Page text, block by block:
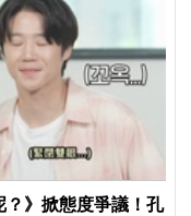
？》掀態度爭議！孔